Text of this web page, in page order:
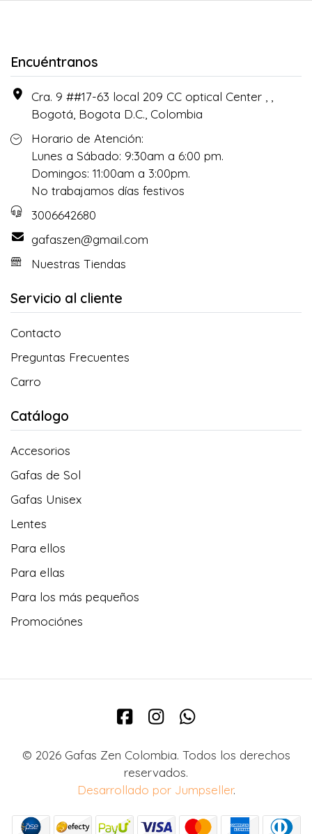
Encuéntranos
Cra. 9 ##17-63 local 209 CC optical Center , ,
Bogotá, Bogota D.C., Colombia
Horario de Atención:
Lunes a Sábado: 9:30am a 6:00 pm.
Domingos: 11:00am a 3:00pm.
No trabajamos días festivos
3006642680
gafaszen@gmail.com
Nuestras Tiendas
Servicio al cliente
Contacto
Preguntas Frecuentes
Carro
Catálogo
Accesorios
Gafas de Sol
Gafas Unisex
Lentes
Para ellos
Para ellas
Para los más pequeños
Promociónes
© 2026 Gafas Zen Colombia. Todos los derechos
reservados.
Desarrollado por Jumpseller.